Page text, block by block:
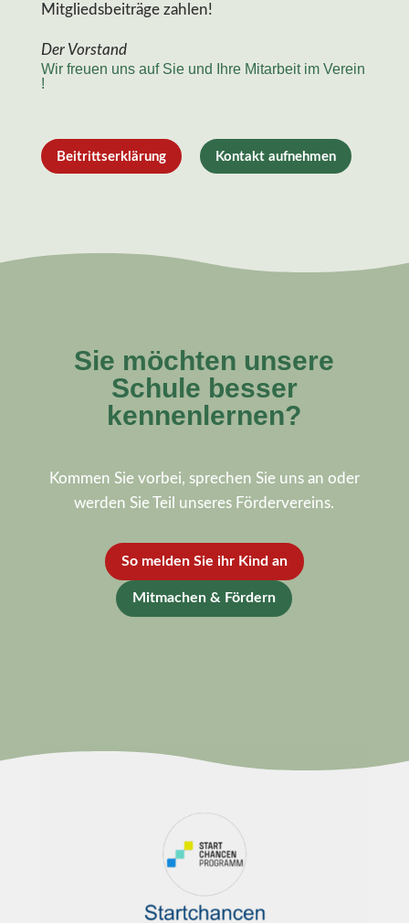
Mitgliedsbeiträge zahlen!
Der Vorstand
Wir freuen uns auf Sie und Ihre Mitarbeit im Verein
!
Beitrittserklärung Kontakt aufnehmen
Sie möchten unsere
Schule besser
kennenlernen?
Kommen Sie vorbei, sprechen Sie uns an oder
werden Sie Teil unseres Fördervereins.
So melden Sie ihr Kind an
Mitmachen & Fördern